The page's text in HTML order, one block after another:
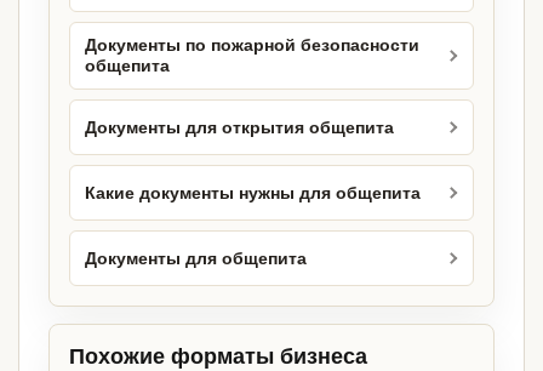
Документы по пожарной безопасности
общепита
Документы для открытия общепита
Какие документы нужны для общепита
Документы для общепита
Похожие форматы бизнеса